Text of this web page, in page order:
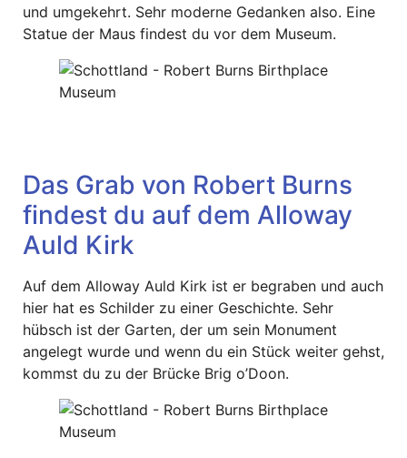
und umgekehrt. Sehr moderne Gedanken also. Eine
Statue der Maus findest du vor dem Museum.
Das Grab von Robert Burns
findest du auf dem Alloway
Auld Kirk
Auf dem Alloway Auld Kirk ist er begraben und auch
hier hat es Schilder zu einer Geschichte. Sehr
hübsch ist der Garten, der um sein Monument
angelegt wurde und wenn du ein Stück weiter gehst,
kommst du zu der Brücke Brig o’Doon.